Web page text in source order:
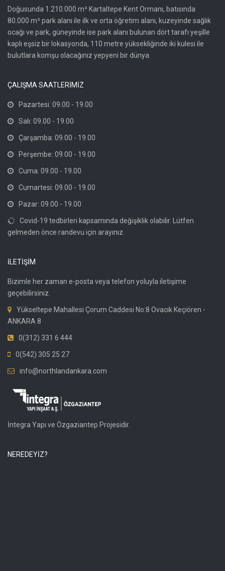
Doğusunda 1.210.000 m² Kartaltepe Kent Ormanı, batısında
80.000 m² park alanı ile ilk ve orta öğretim alanı, kuzeyinde sağlık
ocağı ve park, güneyinde ise park alanı bulunan dört tarafı yeşille
kaplı eşsiz bir lokasyonda, 110 metre yüksekliğinde iki kulesi ile
bulutlara komşu olacağınız yepyeni bir dünya.
ÇALIŞMA SAATLERİMİZ
Pazartesi: 09.00 - 19.00
Salı: 09.00 - 19.00
Çarşamba: 09.00 - 19.00
Perşembe: 09.00 - 19.00
Cuma: 09.00 - 19.00
Cumartesi: 09.00 - 19.00
Pazar: 09.00 - 19.00
Covid-19 tedbirleri kapsamında değişiklik olabilir. Lütfen
gelmeden önce randevu için arayınız.
İLETİŞİM
Bizimle her zaman e-posta veya telefon yoluyla iletişime
geçebilirsiniz.
Yükseltepe Mahallesi Çorum Caddesi No:8 Ovacık Keçiören -
ANKARA 8
0(312) 331 6 444
0(542) 305 25 27
info@northlandankara.com
İntegra Yapı ve Özgaziantep Projesidir.
NEREDEYİZ?